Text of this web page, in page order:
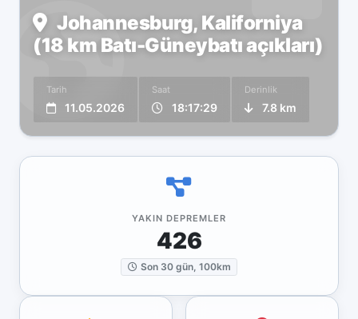
Johannesburg, Kaliforniya
(18 km Batı-Güneybatı açıkları)
Tarih
11.05.2026
Saat
18:17:29
Derinlik
7.8 km
YAKIN DEPREMLER
426
Son 30 gün, 100km